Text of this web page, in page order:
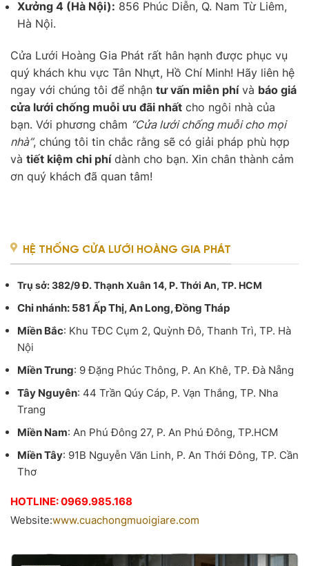
Xưởng 4 (Hà Nội): 856 Phúc Diễn, Q. Nam Từ Liêm,
Hà Nội.
Cửa Lưới Hoàng Gia Phát rất hân hạnh được phục vụ
quý khách khu vực Tân Nhựt, Hồ Chí Minh! Hãy liên hệ
ngay với chúng tôi để nhận tư vấn miễn phívà báo giá
cửa lưới chống muỗi ưu đãi nhất cho ngôi nhà của
bạn. Với phương châm “Cửa lưới chống muỗi cho mọi
nhà”, chúng tôi tin chắc rằng sẽ có giải pháp phù hợp
và tiết kiệm chi phídành cho bạn. Xin chân thành cảm
ơn quý khách đã quan tâm!
HỆ THỐNG CỬA LƯỚI HOÀNG GIA PHÁT
Trụ sở: 382/9 Đ. Thạnh Xuân 14, P. Thới An, TP. HCM
Chi nhánh: 581 Ấp Thị, An Long, Đồng Tháp
Miền Bắc: Khu TĐC Cụm 2, Quỳnh Đô, Thanh Trì, TP. Hà
Nội
Miền Trung: 9 Đặng Phúc Thông, P. An Khê, TP. Đà Nẵng
Tây Nguyên: 44 Trần Qúy Cáp, P. Vạn Thắng, TP. Nha
Trang
Miền Nam: An Phú Đông 27, P. An Phú Đông, TP.HCM
Miền Tây: 91B Nguyễn Văn Linh, P. An Thới Đông, TP. Cần
Thơ
HOTLINE: 0969.985.168
Website:www.cuachongmuoigiare.com